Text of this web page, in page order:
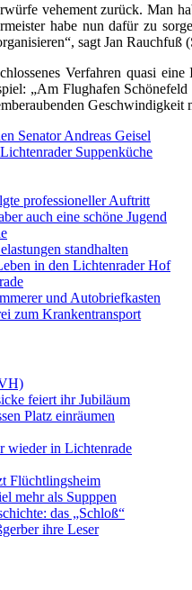
vehement zurück. Man
habe nun dafür zu
sagt Jan
Verfahren quasi
„Am Flughafen
Senator Andreas Geisel
Suppenküche
professioneller Auftritt
auch eine schöne Jugend
standhalten
in den Lichtenrader Hof
und Autobriefkasten
zum Krankentransport
feiert ihr Jubiläum
Platz einräumen
wieder in Lichtenrade
Flüchtlingsheim
mehr als Supppen
das „Schloß“
ihre Leser